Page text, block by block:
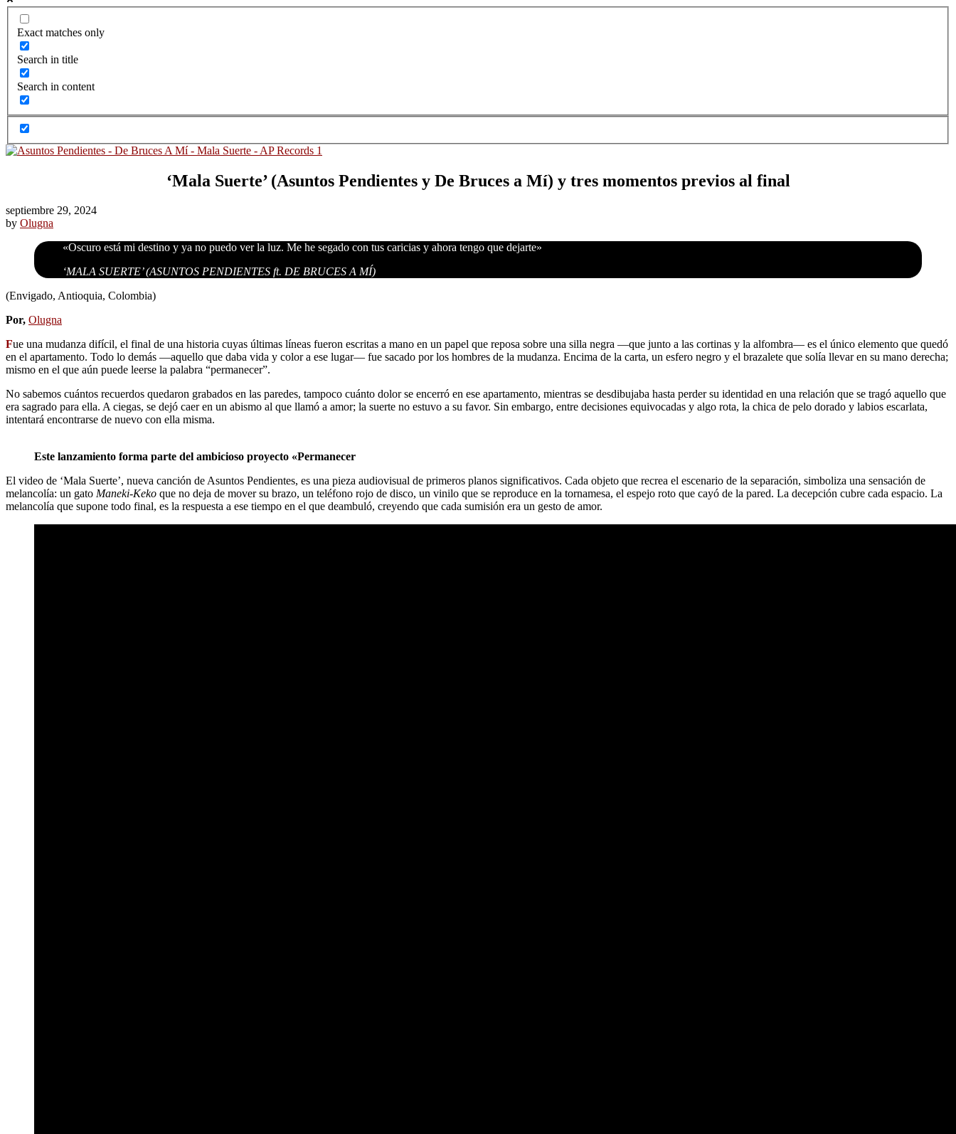
Exact matches only
Search in title
Search in content
‘Mala Suerte’ (Asuntos Pendientes y De Bruces a Mí) y tres momentos previos al final
septiembre 29, 2024
by Olugna
«Oscuro está mi destino y ya no puedo ver la luz. Me he segado con tus caricias y ahora tengo que dejarte»
‘MALA SUERTE’ (ASUNTOS PENDIENTES ft. DE BRUCES A MÍ)
(Envigado, Antioquia, Colombia)
Por, Olugna
Fue una mudanza difícil, el final de una historia cuyas últimas líneas fueron escritas a mano en un papel que reposa sobre una silla negra ―que junto a las cortinas y la alfombra― es el único elemento que quedó
en el apartamento. Todo lo demás ―aquello que daba vida y color a ese lugar― fue sacado por los hombres de la mudanza. Encima de la carta, un esfero negro y el brazalete que solía llevar en su mano derecha;
mismo en el que aún puede leerse la palabra “permanecer”.
No sabemos cuántos recuerdos quedaron grabados en las paredes, tampoco cuánto dolor se encerró en ese apartamento, mientras se desdibujaba hasta perder su identidad en una relación que se tragó aquello que
era sagrado para ella. A ciegas, se dejó caer en un abismo al que llamó a amor; la suerte no estuvo a su favor. Sin embargo, entre decisiones equivocadas y algo rota, la chica de pelo dorado y labios escarlata,
intentará encontrarse de nuevo con ella misma.
Este lanzamiento forma parte del ambicioso proyecto «Permanecer
El video de ‘Mala Suerte’, nueva canción de Asuntos Pendientes, es una pieza audiovisual de primeros planos significativos. Cada objeto que recrea el escenario de la separación, simboliza una sensación de
melancolía: un gato Maneki-Keko que no deja de mover su brazo, un teléfono rojo de disco, un vinilo que se reproduce en la tornamesa, el espejo roto que cayó de la pared. La decepción cubre cada espacio. La
melancolía que supone todo final, es la respuesta a ese tiempo en el que deambuló, creyendo que cada sumisión era un gesto de amor.